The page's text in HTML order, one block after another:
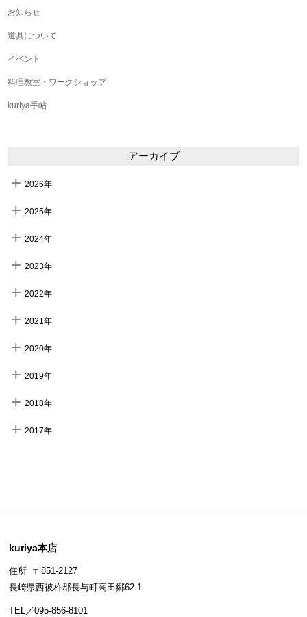
お知らせ
道具について
イベント
料理教室・ワークショップ
kuriya手帖
アーカイブ
2026年
2025年
2024年
2023年
2022年
2021年
2020年
2019年
2018年
2017年
kuriya本店
住所 〒851-2127
長崎県西彼杵郡長与町高田郷62-1
TEL／095-856-8101